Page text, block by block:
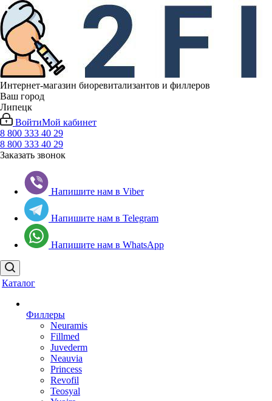
Интернет-магазин биоревитализантов и филлеров
Ваш город
Липецк
ВойтиМой кабинет
8 800 333 40 29
8 800 333 40 29
Заказать звонок
Напишите нам в Viber
Напишите нам в Telegram
Напишите нам в WhatsApp
Каталог
Филлеры
Neuramis
Fillmed
Juvederm
Neauvia
Princess
Revofil
Teosyal